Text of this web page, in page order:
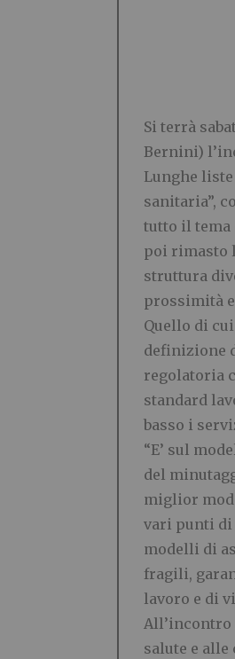
Si terrà
Bernini)
Lunghe liste
sanitaria”,
tutto il tema
poi rimasto
struttura
prossimità
Quello di
definizione
regolatoria
standard
basso i
“E’ sul
del
miglior
vari punti di
modelli di
fragili,
lavoro e di
All’incontro
salute e alle